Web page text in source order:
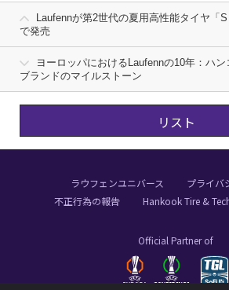
Laufennが第2世代の夏用高性能タイヤ「
で発売
ヨーロッパにおけるLaufennの10年：ハ
ブランドのマイルストーン
リスト
ラウフェンユニバース
プライバ
不正行為の報告
Hankook Tire &
Official Partner of